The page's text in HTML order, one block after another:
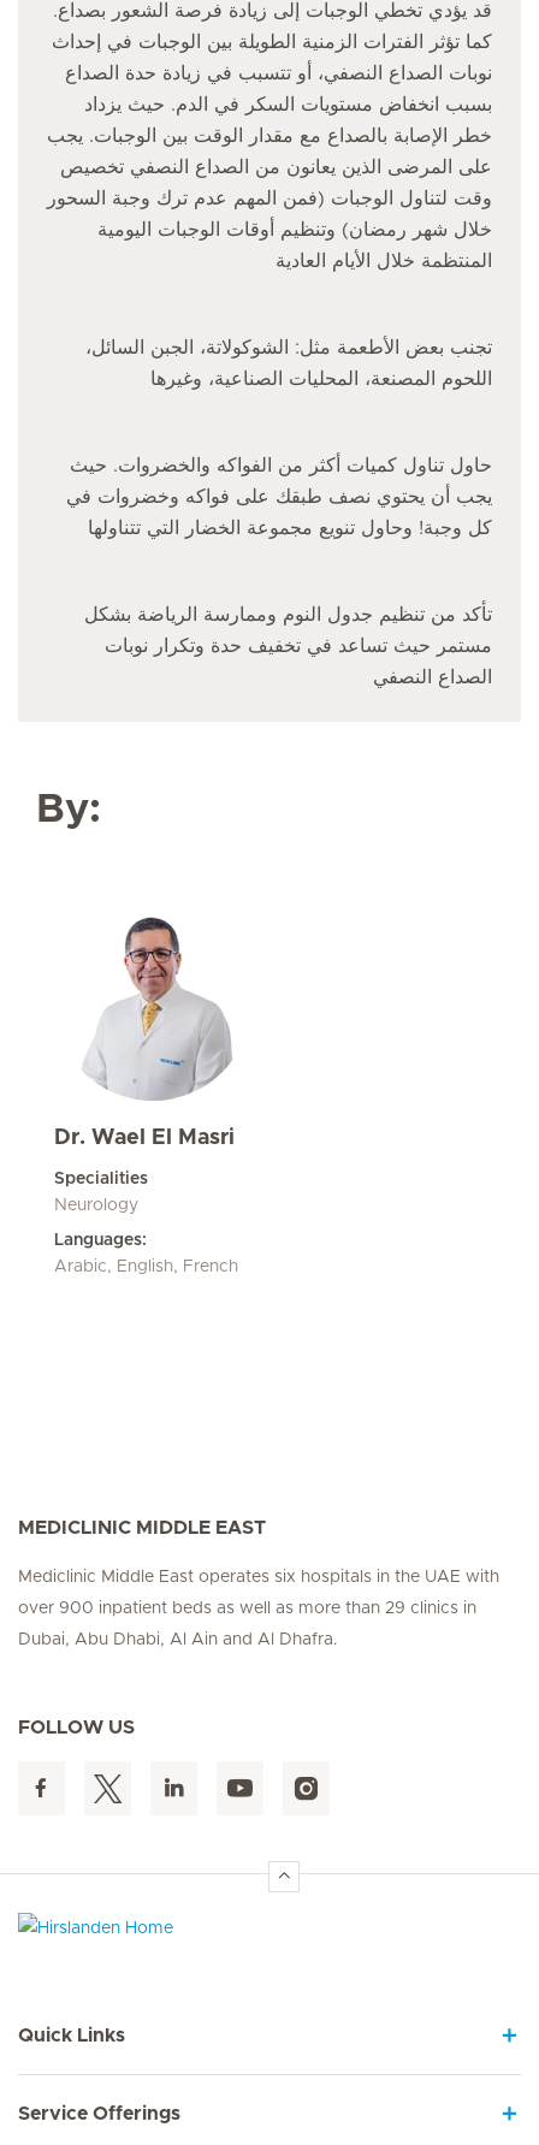
قد يؤدي تخطي الوجبات إلى زيادة فرصة الشعور بصداع.
كما تؤثر الفترات الزمنية الطويلة بين الوجبات في إحداث
نوبات الصداع النصفي، أو تتسبب في زيادة حدة الصداع
بسبب انخفاض مستويات السكر في الدم. حيث يزداد
خطر الإصابة بالصداع مع مقدار الوقت بين الوجبات. يجب
على المرضى الذين يعانون من الصداع النصفي تخصيص
وقت لتناول الوجبات (فمن المهم عدم ترك وجبة السحور
خلال شهر رمضان) وتنظيم أوقات الوجبات اليومية
المنتظمة خلال الأيام العادية
تجنب بعض الأطعمة مثل: الشوكولاتة، الجبن السائل،
اللحوم المصنعة، المحليات الصناعية، وغيرها
حاول تناول كميات أكثر من الفواكه والخضروات. حيث
يجب أن يحتوي نصف طبقك على فواكه وخضروات في
كل وجبة! وحاول تنويع مجموعة الخضار التي تتناولها
تأكد من تنظيم جدول النوم وممارسة الرياضة بشكل
مستمر حيث تساعد في تخفيف حدة وتكرار نوبات
الصداع النصفي
By:
Dr. Wael El Masri
Specialities
Neurology
Languages:
Arabic, English, French
MEDICLINIC MIDDLE EAST
Mediclinic Middle East operates six hospitals in the UAE with
over 900 inpatient beds as well as more than 29 clinics in
Dubai, Abu Dhabi, Al Ain and Al Dhafra.
FOLLOW US
Quick Links
Service Offerings